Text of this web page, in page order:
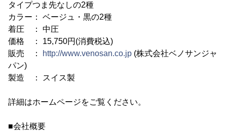
タイプつま先なしの2種
カラー： ベージュ・黒の2種
着圧 ： 中圧
価格 ： 15,750円(消費税込)
販売 ：
http://www.venosan.co.jp (株式会社ベノサンジャ
パン)
製造 ： スイス製
詳細はホームページをご覧ください。
■会社概要